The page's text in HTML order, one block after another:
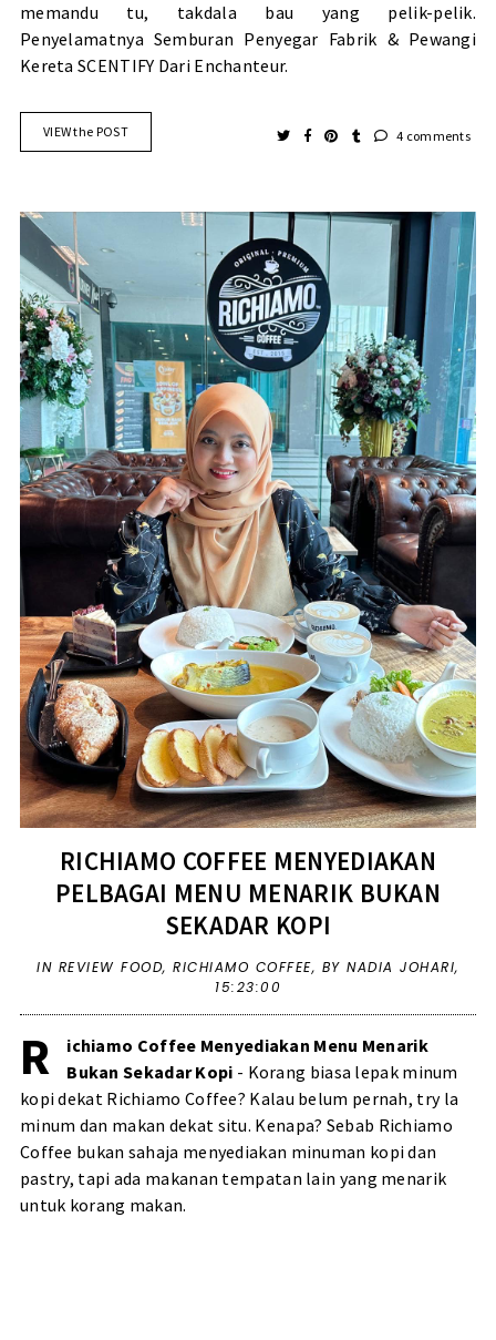
memandu tu, takdala bau yang pelik-pelik.
Penyelamatnya Semburan Penyegar Fabrik & Pewangi
Kereta SCENTIFY Dari Enchanteur.
VIEW the POST 4 comments
RICHIAMO COFFEE MENYEDIAKAN
PELBAGAI MENU MENARIK BUKAN
SEKADAR KOPI
IN REVIEW FOOD,RICHIAMO COFFEE, BY NADIA JOHARI,
15:23:00
R
ichiamo Coffee Menyediakan Menu Menarik
Bukan Sekadar Kopi - Korang biasa lepak minum
kopi dekat Richiamo Coffee? Kalau belum pernah, try la
minum dan makan dekat situ. Kenapa? Sebab Richiamo
Coffee bukan sahaja menyediakan minuman kopi dan
pastry, tapi ada makanan tempatan lain yang menarik
untuk korang makan.